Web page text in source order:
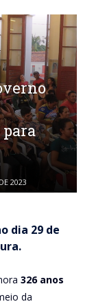
2023
dia 29 de
326 anos
da